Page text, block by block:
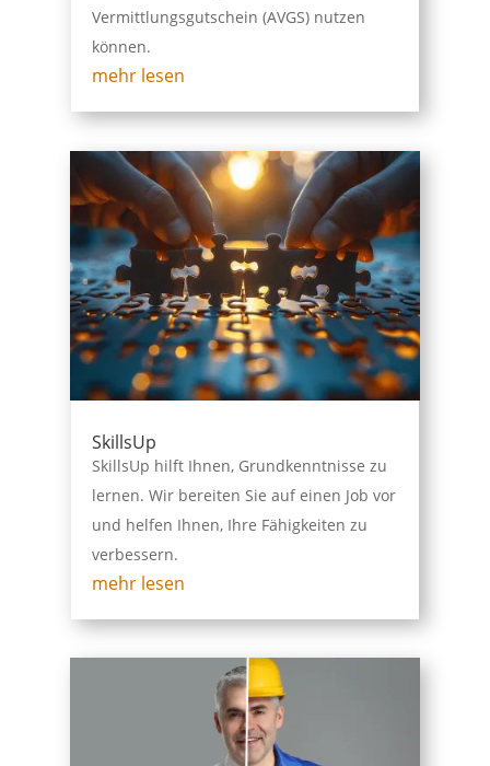
Vermittlungsgutschein (AVGS) nutzen
können.
mehr lesen
SkillsUp
SkillsUp hilft Ihnen, Grundkenntnisse zu
lernen. Wir bereiten Sie auf einen Job vor
und helfen Ihnen, Ihre Fähigkeiten zu
verbessern.
mehr lesen